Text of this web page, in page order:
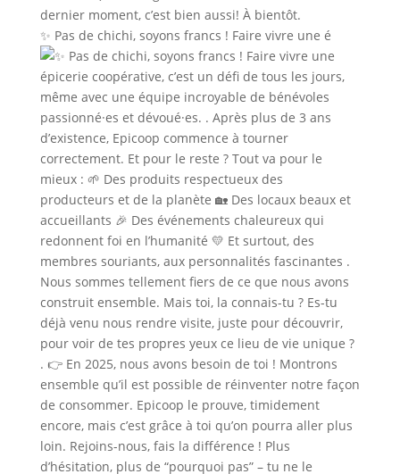
✨ Pas de chichi, soyons francs ! Faire vivre une é